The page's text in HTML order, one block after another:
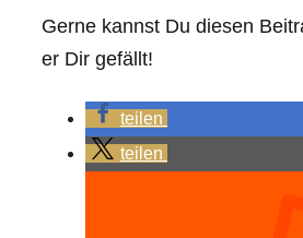
Gerne kannst Du diesen
er Dir gefällt!
teilen
teilen